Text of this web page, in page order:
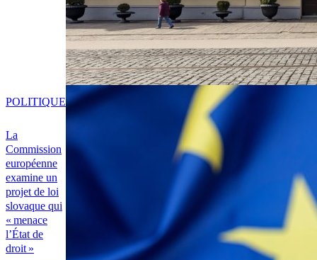
La
Commission
européenne
examine un
projet de loi
slovaque qui
« menace
l’État de
droit »
POLITIQUE